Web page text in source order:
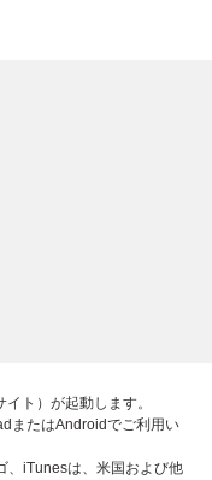
ト）が起動します。
またはAndroidでご利用い
、iTunesは、米国および他